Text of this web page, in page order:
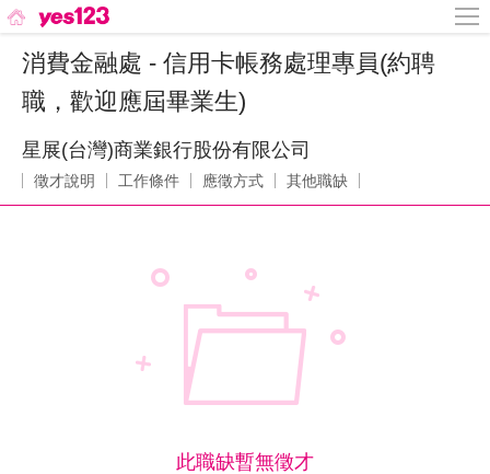
消費金融處 - 信用卡帳務處理專員(約聘
職，歡迎應屆畢業生)
星展(台灣)商業銀行股份有限公司
徵才說明 工作條件 應徵方式 其他職缺
此職缺暫無徵才